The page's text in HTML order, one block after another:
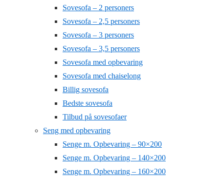
Sovesofa – 2 personers
Sovesofa – 2,5 personers
Sovesofa – 3 personers
Sovesofa – 3,5 personers
Sovesofa med opbevaring
Sovesofa med chaiselong
Billig sovesofa
Bedste sovesofa
Tilbud på sovesofaer
Seng med opbevaring
Senge m. Opbevaring – 90×200
Senge m. Opbevaring – 140×200
Senge m. Opbevaring – 160×200